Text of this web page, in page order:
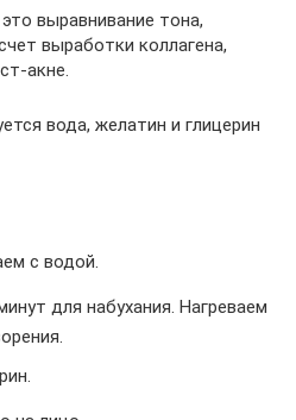
выравнивание тона,
выработки коллагена,
акне.
вода, желатин и глицерин
с водой.
для набухания. Нагреваем